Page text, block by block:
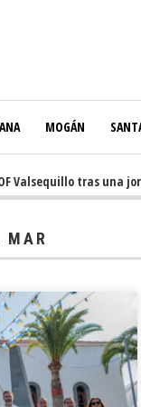
MOGÁN
tras una
MAR